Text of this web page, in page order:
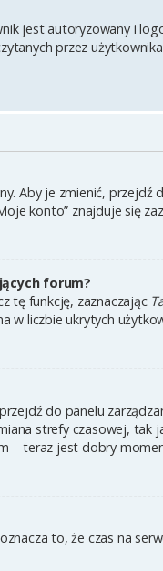
jest autoryzowany i
przez
Aby je zmienić, przejdź
konto” znajduje się
forum?
tę funkcję, zaznaczając
w liczbie ukrytych
do panelu
strefy czasowej, tak
– teraz jest dobry
to, że czas na